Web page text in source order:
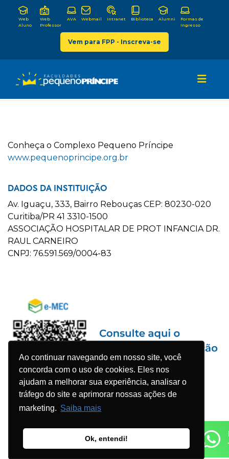
Ao continuar navegando em nosso site, você
concorda com o uso de cookies. Eles nos
ajudam a melhorar sua experiência, analisar o
tráfego do site e aprimorar nossas ações de
marketing. Saiba mais
Ok, entendi!
Web
Aluno
Web
Professor
AVA Webmail Intranet Biblioteca Alumni
Formas de
Ingresso
Vem para FPP - Inscreva-se
Conheça o Complexo Pequeno Príncipe
www.pequenoprincipe.org.br
DADOS DA INSTITUIÇÃO
Av. Iguaçu, 333, Bairro Rebouças CEP: 80230-020
Curitiba/PR 41 3310-1500
ASSOCIAÇÃO HOSPITALAR DE PROT INFANCIA DR.
RAUL CARNEIRO
CNPJ: 76.591.569/0004-83
© 2023 Faculdade Pequeno Príncipe - Todos os direitos